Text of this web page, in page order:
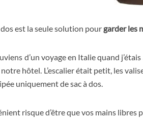
dos est la seule solution pourgarder les
d’un voyage en Italie quand
hôtel. L’escalier était petit, les
uniquement de sac à dos.
risque d’être que vos mains